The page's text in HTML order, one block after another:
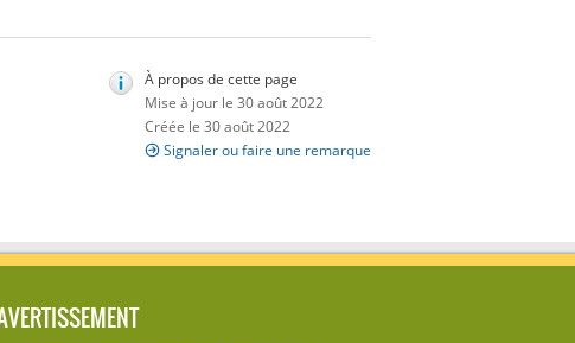
À propos de cette page
Mise à jour le 30 août 2022
Créée le 30 août 2022
Signaler ou faire une remarque